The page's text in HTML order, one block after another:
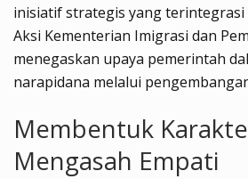
inisiatif strategis yang terintegrasi
Aksi Kementerian Imigrasi dan
menegaskan upaya pemerintah
narapidana melalui
Membentuk
Mengasah Empati